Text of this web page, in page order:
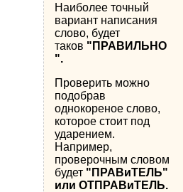
Наиболее точный
вариант написания
слово, будет
таков "ПРАВИЛЬНО
".
Проверить можно
подобрав
однокореное слово,
которое стоит под
ударением.
Например,
проверочным словом
будет "ПРАВиТЕЛЬ"
или ОТПРАВиТЕЛЬ.